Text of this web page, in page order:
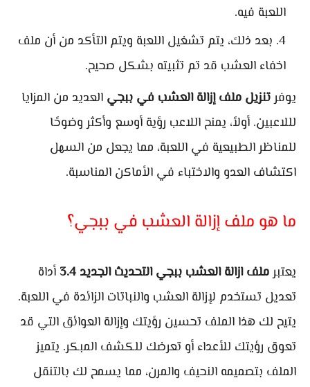
اللعبة فيه.
بعد ذلك، يتم تشغيل اللعبة ويتم التأكد من أن ملف
اخفاء العشب قد تم تثبيته بشكل صحيح.
يوفرتنزيل ملف إزالة العشب في ببجي العديد من المزايا
لللاعبين. أولاً، يمنح اللاعب رؤية أوسع وأكثر وضوحًا
للمناظر الطبيعية في اللعبة، مما يجعل من السهل
اكتشاف العدو والاختباء في الأماكن المناسبة.
ما هو ملف إزالة العشب في ببجي؟
يعتبرملف ازالة العشب ببجي التحديث الجديد 3.4
أداة
تعديل تستخدم لإزالة العشب والنباتات الزائدة في اللعبة.
يتيح لك هذا الملف تحسين رؤيتك وإزالة العوائق التي قد
تعوق رؤيتك للأعداء أو تعرضك للكشف المبكر. يتميز
الملف بتصميمه النحيف والمرن، مما يسمح لك بالتنقل